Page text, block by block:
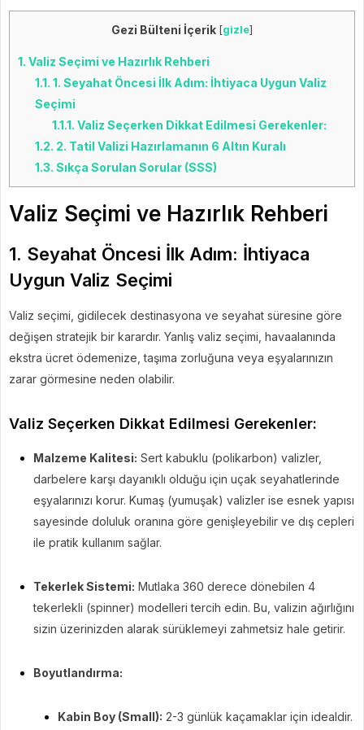
Gezi Bülteni İçerik [gizle]
1. Valiz Seçimi ve Hazırlık Rehberi
1.1. 1. Seyahat Öncesi İlk Adım: İhtiyaca Uygun Valiz
Seçimi
1.1.1. Valiz Seçerken Dikkat Edilmesi Gerekenler:
1.2. 2. Tatil Valizi Hazırlamanın 6 Altın Kuralı
1.3. Sıkça Sorulan Sorular (SSS)
Valiz Seçimi ve Hazırlık Rehberi
1. Seyahat Öncesi İlk Adım: İhtiyaca
Uygun Valiz Seçimi
Valiz seçimi, gidilecek destinasyona ve seyahat süresine göre
değişen stratejik bir karardır. Yanlış valiz seçimi, havaalanında
ekstra ücret ödemenize, taşıma zorluğuna veya eşyalarınızın
zarar görmesine neden olabilir.
Valiz Seçerken Dikkat Edilmesi Gerekenler:
Malzeme Kalitesi: Sert kabuklu (polikarbon) valizler,
darbelere karşı dayanıklı olduğu için uçak seyahatlerinde
eşyalarınızı korur. Kumaş (yumuşak) valizler ise esnek yapısı
sayesinde doluluk oranına göre genişleyebilir ve dış cepleri
ile pratik kullanım sağlar.
Tekerlek Sistemi: Mutlaka 360 derece dönebilen 4
tekerlekli (spinner) modelleri tercih edin. Bu, valizin ağırlığını
sizin üzerinizden alarak sürüklemeyi zahmetsiz hale getirir.
Boyutlandırma:
Kabin Boy (Small): 2-3 günlük kaçamaklar için idealdir.